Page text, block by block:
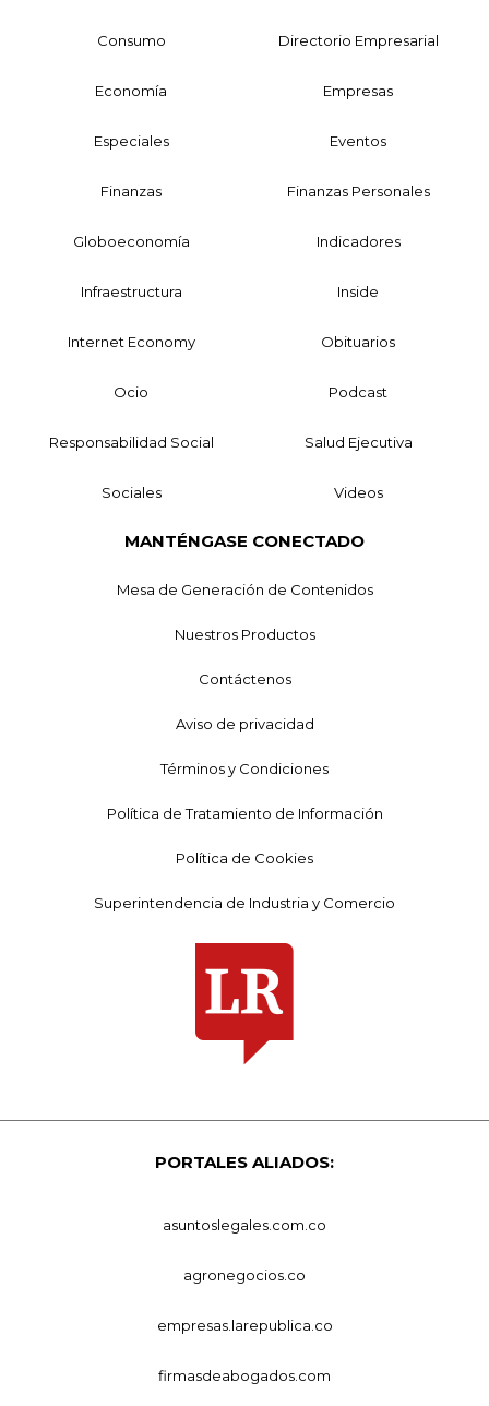
Consumo Directorio Empresarial
Economía Empresas
Especiales Eventos
Finanzas Finanzas Personales
Globoeconomía Indicadores
Infraestructura Inside
Internet Economy Obituarios
Ocio Podcast
Responsabilidad Social Salud Ejecutiva
Sociales Videos
MANTÉNGASE CONECTADO
Mesa de Generación de Contenidos
Nuestros Productos
Contáctenos
Aviso de privacidad
Términos y Condiciones
Política de Tratamiento de Información
Política de Cookies
Superintendencia de Industria y Comercio
PORTALES ALIADOS:
asuntoslegales.com.co
agronegocios.co
empresas.larepublica.co
firmasdeabogados.com